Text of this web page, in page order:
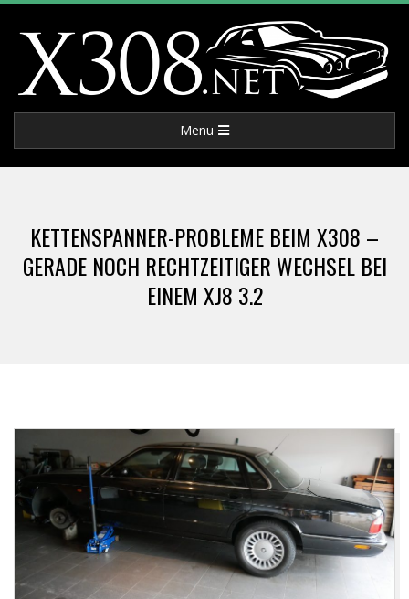
content
X
3
0
8
E
T
Navigation
Menu
KETTENSPANNER-PROBLEME BEIM X308 –
GERADE NOCH RECHTZEITIGER WECHSEL BEI
EINEM XJ8 3.2